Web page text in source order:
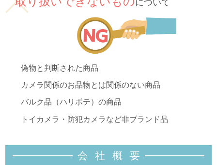
について
偽物と判断された商品
カメラ関係のお品物とは関係のない商品
バルク品（ハリボテ）の商品
トイカメラ・防犯カメラなど非ブランド品
会社概 要